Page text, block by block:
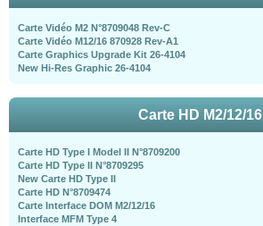
Carte Vidéo M2 N°8709048 Rev-C
Carte Vidéo M12/16 870928 Rev-A1
Carte Graphics Upgrade Kit 26-4104
New Hi-Res Graphic 26-4104
Carte HD M2/12/16
Carte HD Type I Model II N°8709200
Carte HD Type II N°8709295
New Carte HD Type II
Carte HD N°8709474
Carte Interface DOM M2/12/16
Interface MFM Type 4